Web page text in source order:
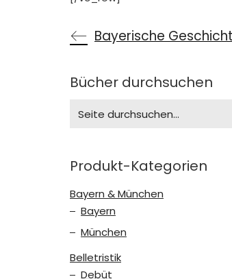
Bayerische
Bücher durchsuchen
for:
Produkt-Kategorien
Bayern & München
Bayern
München
Belletristik
Debüt